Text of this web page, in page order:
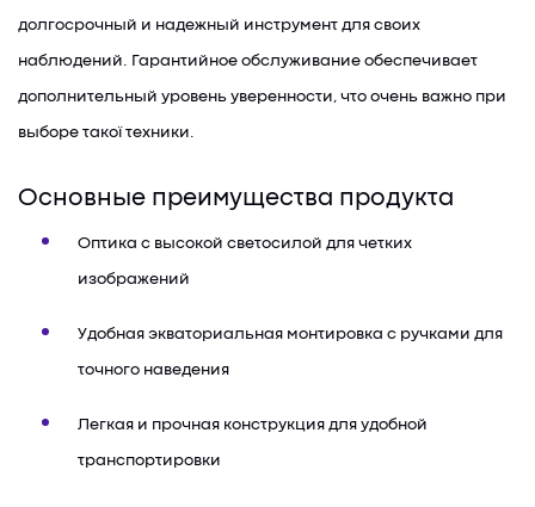
долгосрочный и надежный инструмент для своих
наблюдений. Гарантийное обслуживание обеспечивает
дополнительный уровень уверенности, что очень важно при
выборе такої техники.
Основные преимущества продукта
Оптика с высокой светосилой для четких
изображений
Удобная экваториальная монтировка с ручками для
точного наведения
Легкая и прочная конструкция для удобной
транспортировки